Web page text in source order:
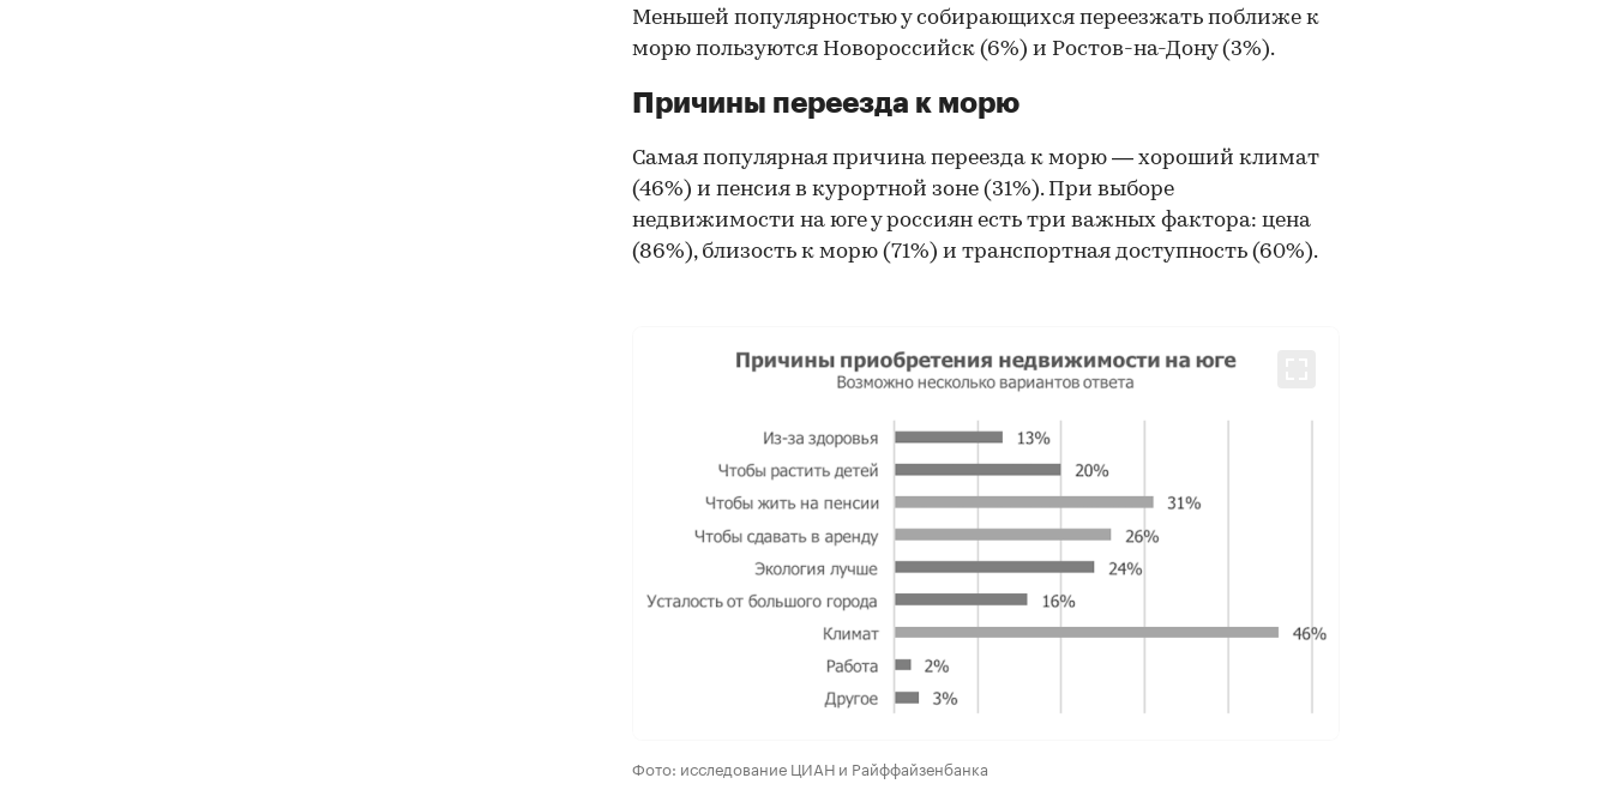
Меньшей популярностью у собирающихся переезжать поближе к
морю пользуются Новороссийск (6%) и Ростов-на-Дону (3%).
Причины переезда к морю
Самая популярная причина переезда к морю — хороший климат
(46%) и пенсия в курортной зоне (31%). При выборе
недвижимости на юге у россиян есть три важных фактора: цена
(86%), близость к морю (71%) и транспортная доступность (60%).
Фото: исследование ЦИАН и Райффайзенбанка